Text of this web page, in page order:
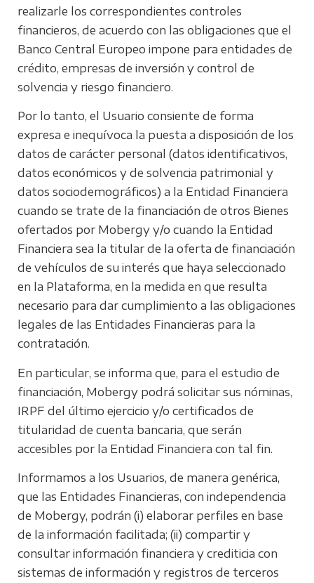
realizarle los correspondientes controles
financieros, de acuerdo con las obligaciones que el
Banco Central Europeo impone para entidades de
crédito, empresas de inversión y control de
solvencia y riesgo financiero.
Por lo tanto, el Usuario consiente de forma
expresa e inequívoca la puesta a disposición de los
datos de carácter personal (datos identificativos,
datos económicos y de solvencia patrimonial y
datos sociodemográficos) a la Entidad Financiera
cuando se trate de la financiación de otros Bienes
ofertados por Mobergy y/o cuando la Entidad
Financiera sea la titular de la oferta de financiación
de vehículos de su interés que haya seleccionado
en la Plataforma, en la medida en que resulta
necesario para dar cumplimiento a las obligaciones
legales de las Entidades Financieras para la
contratación.
En particular, se informa que, para el estudio de
financiación, Mobergy podrá solicitar sus nóminas,
IRPF del último ejercicio y/o certificados de
titularidad de cuenta bancaria, que serán
accesibles por la Entidad Financiera con tal fin.
Informamos a los Usuarios, de manera genérica,
que las Entidades Financieras, con independencia
de Mobergy, podrán (i) elaborar perfiles en base
de la información facilitada; (ii) compartir y
consultar información financiera y crediticia con
sistemas de información y registros de terceros